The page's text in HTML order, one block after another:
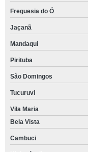
Freguesia do Ó
Jaçanã
Mandaqui
Pirituba
São Domingos
Tucuruvi
Vila Maria
Bela Vista
Cambuci